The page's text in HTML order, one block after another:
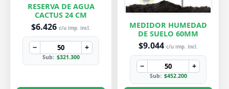
RESERVA DE AGUA
CACTUS 24 CM
$6.426 c/u imp. incl.
− +
Sub: $321.300
MEDIDOR HUMEDAD
DE SUELO 60MM
$9.044 c/u imp. incl.
− +
Sub: $452.200